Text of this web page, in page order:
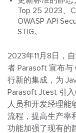
Top 25 2023、
OWASP API
STIG。
2023年11月8日，
者 Parasoft 宣布与
行新的集成，为
Parasoft Jtest 引
人员和开发经理能
流程，提高生产率
功能加强了现有的